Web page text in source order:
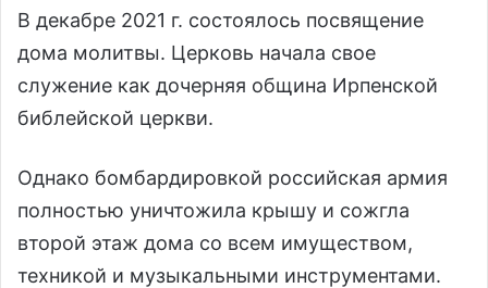
В декабре 2021 г. состоялось посвящение
дома молитвы. Церковь начала свое
служение как дочерняя община Ирпенской
библейской церкви.
Однако бомбардировкой российская армия
полностью уничтожила крышу и сожгла
второй этаж дома со всем имуществом,
техникой и музыкальными инструментами.